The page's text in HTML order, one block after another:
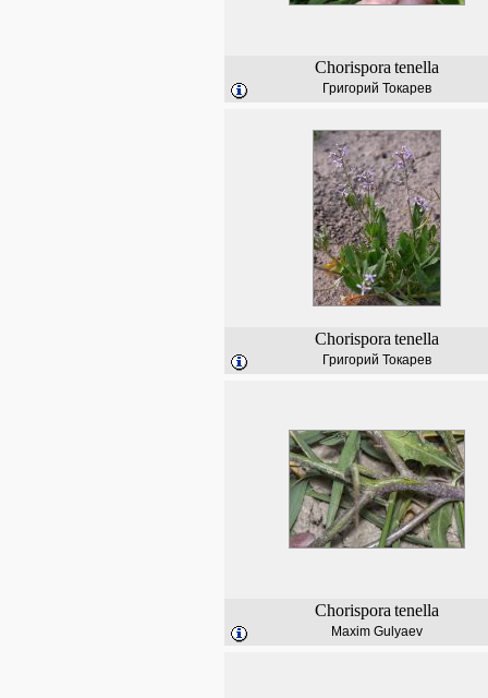
Chorispora tenella
Григорий Токарев
Chorispora tenella
Григорий Токарев
Chorispora tenella
Maxim Gulyaev